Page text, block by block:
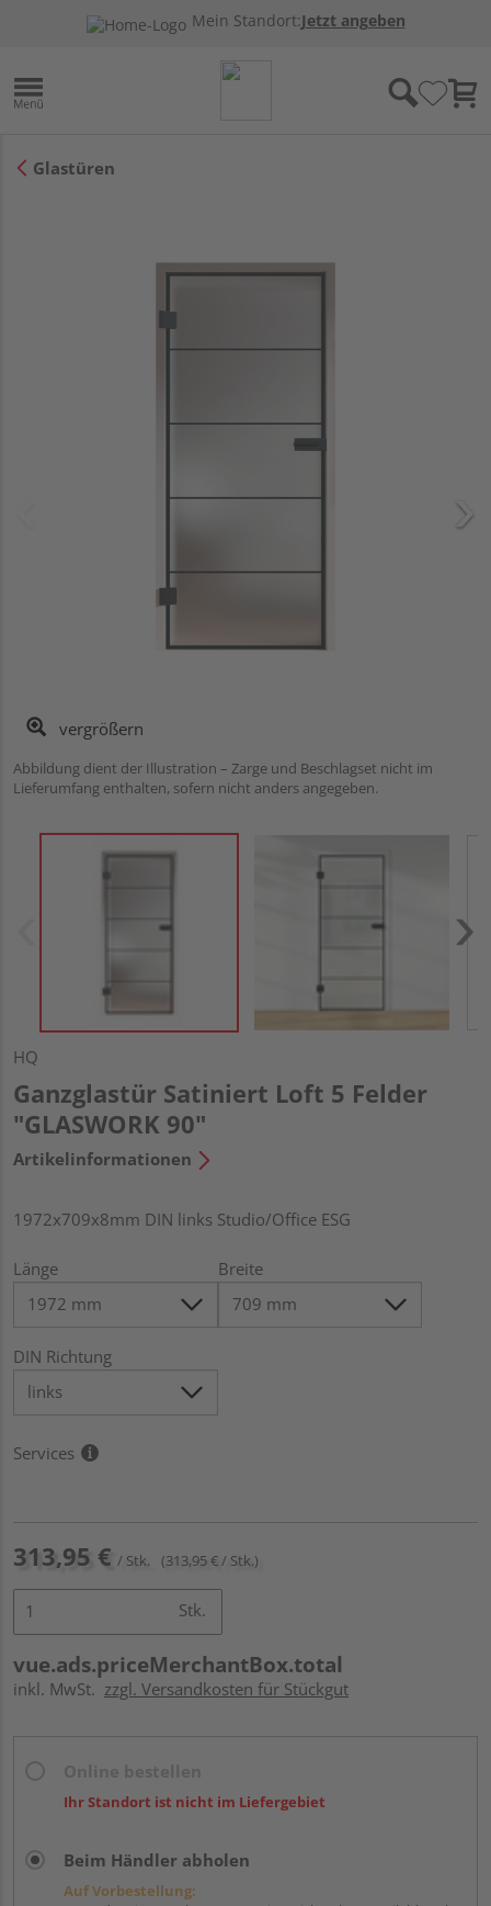
Mein Standort:Jetzt angeben
Glastüren
vergrößern
Abbildung dient der Illustration – Zarge und Beschlagset nicht im
Lieferumfang enthalten, sofern nicht anders angegeben.
HQ
Ganzglastür Satiniert Loft 5 Felder
"GLASWORK 90"
Artikelinformationen
1972x709x8mm DIN links Studio/Office ESG
Länge Breite
DIN Richtung
Services
313,95 € / Stk. (313,95 € / Stk.)
Stk.
vue.ads.priceMerchantBox.total
inkl. MwSt. zzgl. Versandkosten für Stückgut
Ihr Standort ist nicht im Liefergebiet
Beim Händler abholen
Auf Vorbestellung: